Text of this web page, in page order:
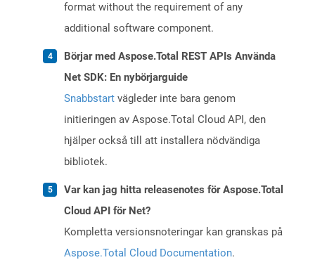
format without the requirement of any
additional software component.
Börjar med Aspose.Total REST APIs Använda
Net SDK: En nybörjarguide
Snabbstart vägleder inte bara genom
initieringen av Aspose.Total Cloud API, den
hjälper också till att installera nödvändiga
bibliotek.
Var kan jag hitta releasenotes för Aspose.Total
Cloud API för Net?
Kompletta versionsnoteringar kan granskas på
Aspose.Total Cloud Documentation.